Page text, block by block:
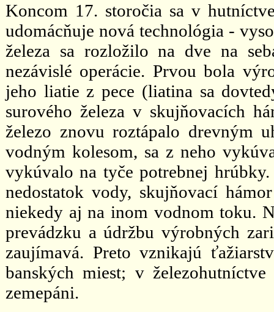
Koncom 17. storočia sa v
udomácňuje nová technológia -
železa sa rozložilo na dve na
nezávislé operácie. Prvou bola
jeho liatie z pece (liatina sa
surového železa v skujňovacích
železo znovu roztápalo drevným
vodným kolesom, sa z neho
vykúvalo na tyče potrebnej
nedostatok vody, skujňovací
niekedy aj na inom vodnom toku.
prevádzku a údržbu výrobných
zaujímavá. Preto vznikajú
banských miest; v
zemepáni.